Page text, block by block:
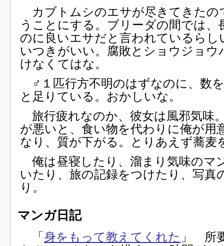
カブトムシのエサが尽きてきたの
うことにする。ブリーダの間では、
のに良いエサだと言われているらし
いつきがいい。腐敗とショウジョウ
けなくてはな。
♂１匹行方不明のはずなのに、数
と足りている。おかしいな。
旅行疲れなのか、彼女は風邪気味
が悪いと、食い物を代わりに俺が用
なり、質が下がる。とりあえず蕎麦
俺は昼寝したり、溜まり気味のマ
いたり、旅の記録をつけたり、写真
り。
マンガ日記
「身をもって教えてくれた 」 所